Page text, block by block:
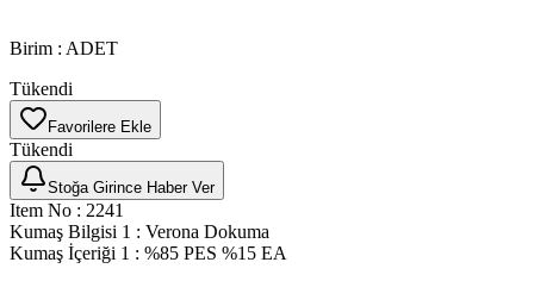
Birim : ADET
Tükendi
Favorilere Ekle
Tükendi
Stoğa Girince Haber Ver
Item No : 2241
Kumaş Bilgisi 1 : Verona Dokuma
Kumaş İçeriği 1 : %85 PES %15 EA